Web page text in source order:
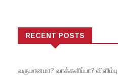
RECENT POSTS
வருமானமா? வாக்களிப்பா?